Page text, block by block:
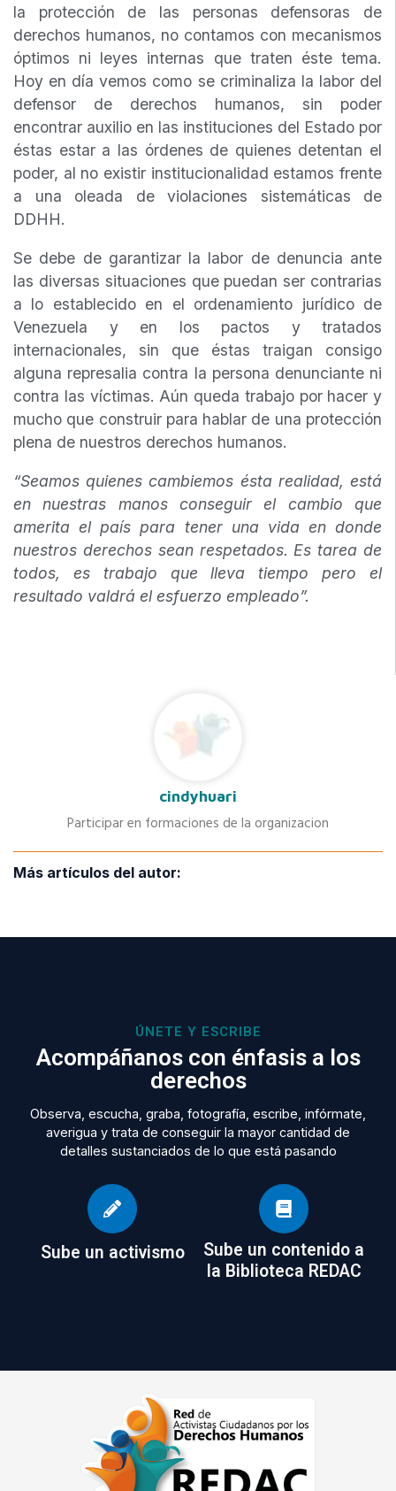
la protección de las personas defensoras de
derechos humanos, no contamos con mecanismos
óptimos ni leyes internas que traten éste tema.
Hoy en día vemos como se criminaliza la labor del
defensor de derechos humanos, sin poder
encontrar auxilio en las instituciones del Estado por
éstas estar a las órdenes de quienes detentan el
poder, al no existir institucionalidad estamos frente
a una oleada de violaciones sistemáticas de
DDHH.
Se debe de garantizar la labor de denuncia ante
las diversas situaciones que puedan ser contrarias
a lo establecido en el ordenamiento jurídico de
Venezuela y en los pactos y tratados
internacionales, sin que éstas traigan consigo
alguna represalia contra la persona denunciante ni
contra las víctimas. Aún queda trabajo por hacer y
mucho que construir para hablar de una protección
plena de nuestros derechos humanos.
“Seamos quienes cambiemos ésta realidad, está
en nuestras manos conseguir el cambio que
amerita el país para tener una vida en donde
nuestros derechos sean respetados. Es tarea de
todos, es trabajo que lleva tiempo pero el
resultado valdrá el esfuerzo empleado”.
cindyhuari
Participar en formaciones de la organizacion
Más artículos del autor:
ÚNETE Y ESCRIBE
Acompáñanos con énfasis a los
derechos
Observa, escucha, graba, fotografía, escribe, infórmate,
averigua y trata de conseguir la mayor cantidad de
detalles sustanciados de lo que está pasando
Sube un activismo
Sube un contenido a
la Biblioteca REDAC